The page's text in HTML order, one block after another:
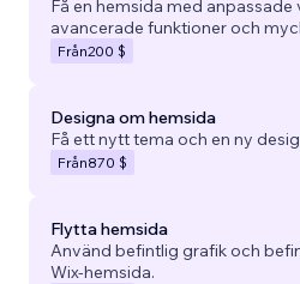
Få en hemsida med anpassade
avancerade funktioner och
Från200 $
Designa om hemsida
Få ett nytt tema och en ny
Från870 $
Flytta hemsida
Använd befintlig grafik och
Wix-hemsida.